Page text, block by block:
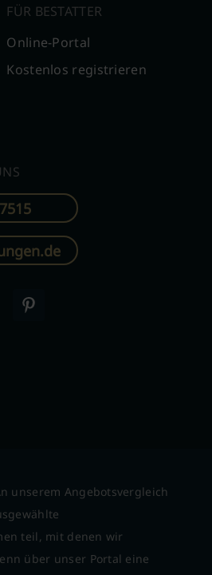
FÜR BESTATTER
Online-Portal
Kostenlos registrieren
unserem Angebotsvergleich
teil, mit denen wir
über unser Portal eine